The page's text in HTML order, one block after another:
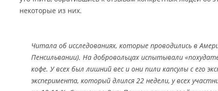
некоторые из них.
Читала об исследованиях, которые проводились в
Пенсильвании). На добровольцах испытывали
кофе. У всех был лишний вес и они пили капсулы с его
эксперимента, который длился 22 недели, у всех